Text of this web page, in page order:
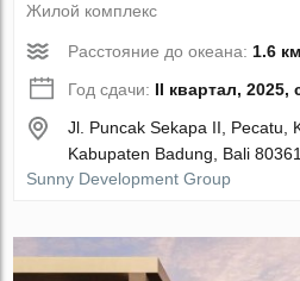
Жилой комплекс
Расстояние до океана:1.6 км
Год сдачи: II квартал, 2025,
Jl. Puncak Sekapa II, Pecatu,
Kabupaten Badung, Bali
Sunny Development Group